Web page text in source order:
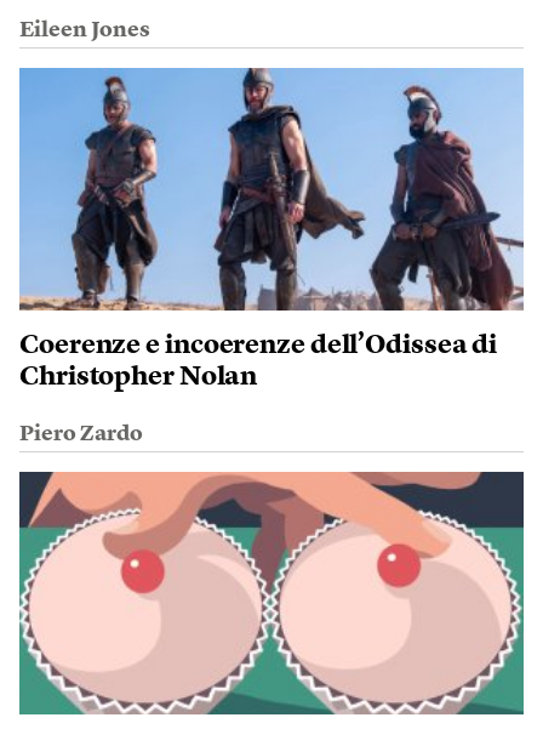
Eileen Jones
Coerenze e incoerenze dell’Odissea di
Christopher Nolan
Piero Zardo